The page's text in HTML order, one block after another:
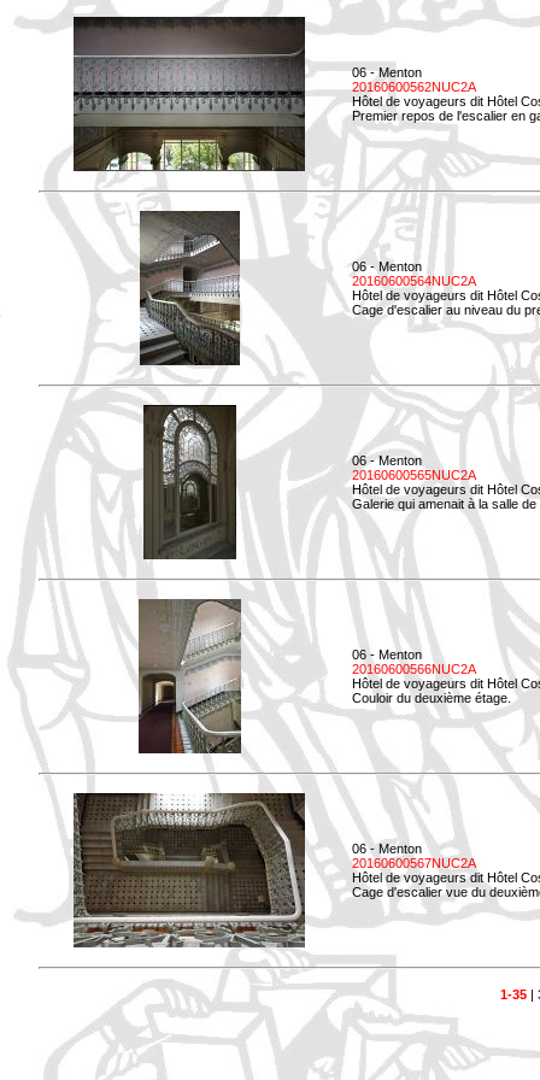
06 - Menton
20160600562NUC2A
Hôtel de voyageurs dit Hôtel
Premier repos de l'escalier en
06 - Menton
20160600564NUC2A
Hôtel de voyageurs dit Hôtel
Cage d'escalier au niveau du
06 - Menton
20160600565NUC2A
Hôtel de voyageurs dit Hôtel
Galerie qui amenait à la salle
06 - Menton
20160600566NUC2A
Hôtel de voyageurs dit Hôtel
Couloir du deuxième étage.
06 - Menton
20160600567NUC2A
Hôtel de voyageurs dit Hôtel
Cage d'escalier vue du
1-35|